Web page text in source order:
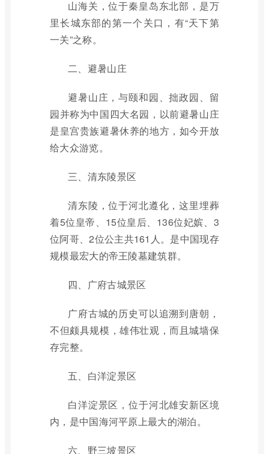
山海关，位于秦皇岛东北部，是万
里长城东部的第一个关口，有“天下第
一关”之称。
二、避暑山庄
避暑山庄，与颐和园、拙政园、留
园并称为中国四大名园，以前避暑山庄
是皇宫贵族避暑休养的地方，如今开放
给大众游览。
三、清东陵景区
清东陵，位于河北遵化，这里埋葬
着5位皇帝、15位皇后、136位妃嫔、3
位阿哥、2位公主共161人。是中国现存
规模最宏大的帝王陵墓建筑群。
四、广府古城景区
广府古城的历史可以追溯到唐朝，
不但颇具规模，雄伟壮观，而且城墙保
存完整。
五、白洋淀景区
白洋淀景区，位于河北雄安新区境
内，是中国海河平原上最大的湖泊。
六、野三坡景区